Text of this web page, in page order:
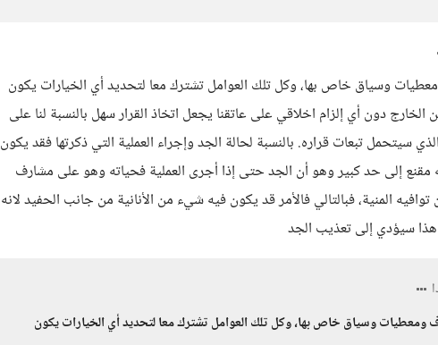
وسياق خاص بها، وكل تلك العوامل تشترك معا لتحديد أي الخيارات يكون
دون أي إلزام اخلاقي على عاتقنا يجعل اتخاذ القرار سهل بالنسبة لنا على
تبعات قراره. بالنسبة لحالة الجد وإجراء العملية التي ذكرتها فقد يكون
مقنع إلى حد كبير وهو أن الجد حتى إذا أجرى العملية فحياته وهو على مشارف
المنية، فبالتالي فالأمر قد يكون فيه شيء من الأنانية من جانب الحفيد لانه
سيؤدي إلى تعذيب الجد
ومعطيات وسياق خاص بها، وكل تلك العوامل تشترك معا لتحديد أي الخيارات يكون